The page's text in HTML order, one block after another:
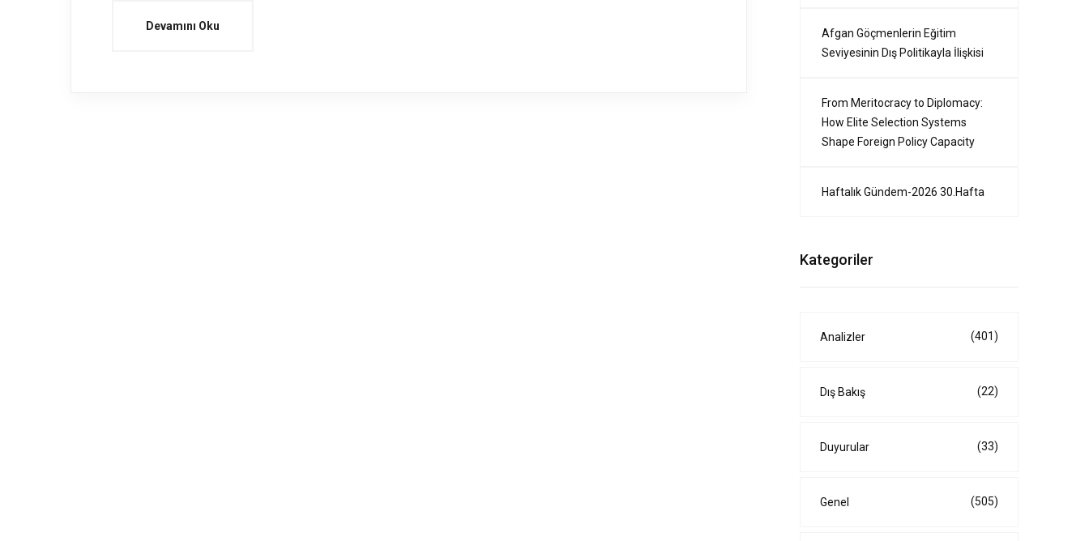
Devamını Oku
Afgan Göçmenlerin Eğitim
Seviyesinin Dış Politikayla İlişkisi
From Meritocracy to Diplomacy:
How Elite Selection Systems
Shape Foreign Policy Capacity
Haftalık Gündem-2026 30.Hafta
Kategoriler
Analizler (401)
Dış Bakış (22)
Duyurular (33)
Genel (505)